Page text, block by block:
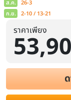
ทัวร์เส้นท
พระจันทร์
ไม่ลงร้าน)
ราคาเพียง